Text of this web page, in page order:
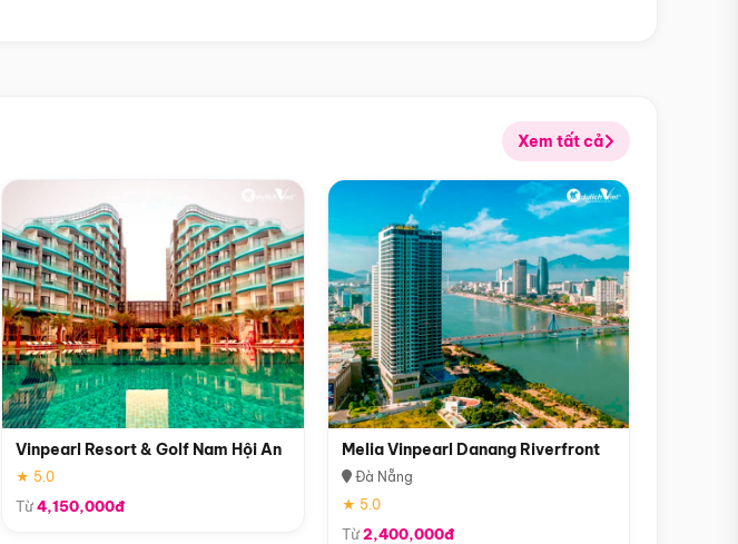
Xem tất cả
Vinpearl Resort & Golf Nam Hội An
★ 5.0
Từ4,150,000đ
Melia Vinpearl Danang Riverfront
Đà Nẵng
★ 5.0
Từ2,400,000đ